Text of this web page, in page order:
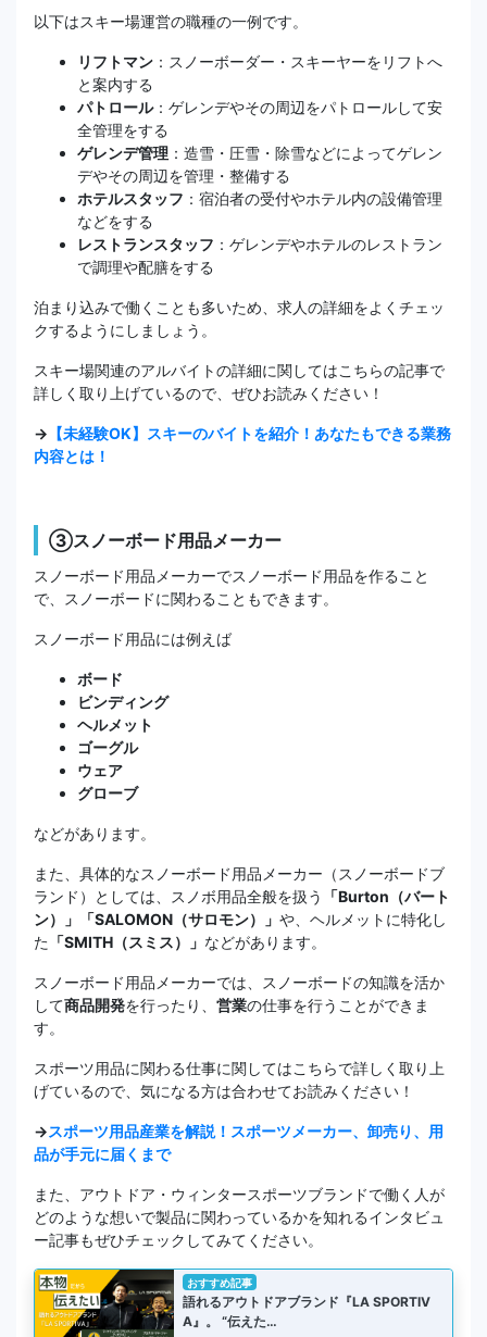
以下はスキー場運営の職種の一例です。
リフトマン ：スノーボーダー・スキーヤーをリフトへ
と案内する
パトロール：ゲレンデやその周辺をパトロールして安
全管理をする
ゲレンデ管理 ：造雪・圧雪・除雪などによってゲレン
デやその周辺を管理・整備する
ホテルスタッフ ：宿泊者の受付やホテル内の設備管理
などをする
レストランスタッフ ：ゲレンデやホテルのレストラン
で調理や配膳をする
泊まり込みで働くことも多いため、求人の詳細をよくチェッ
クするようにしましょう。
スキー場関連のアルバイトの詳細に関してはこちらの記事で
詳しく取り上げているので、ぜひお読みください！
→ 【未経験OK】スキーのバイトを紹介！あなたもできる業務
内容とは！
③スノーボード用品メーカー
スノーボード用品メーカーでスノーボード用品を作ること
で、スノーボードに関わることもできます。
スノーボード用品には例えば
ボード
ビンディング
ヘルメット
ゴーグル
ウェア
グローブ
などがあります。
また、具体的なスノーボード用品メーカー（スノーボードブ
ランド）としては、スノボ用品全般を扱う
「Burton（バート
ン）」「SALOMON（サロモン）」 や、ヘルメットに特化し
た 「SMITH（スミス）」 などがあります。
スノーボード用品メーカーでは、スノーボードの知識を活か
して商品開発を行ったり、 営業の仕事を行うことができま
す。
スポーツ用品に関わる仕事に関してはこちらで詳しく取り上
げているので、気になる方は合わせてお読みください！
→スポーツ用品産業を解説！スポーツメーカー、卸売り、用
品が手元に届くまで
また、アウトドア・ウィンタースポーツブランドで働く人が
どのような想いで製品に関わっているかを知れるインタビュ
ー記事もぜひチェックしてみてください。
おすすめ記事
語れるアウトドアブランド『LA SPORTIV
A』。 “伝えた…